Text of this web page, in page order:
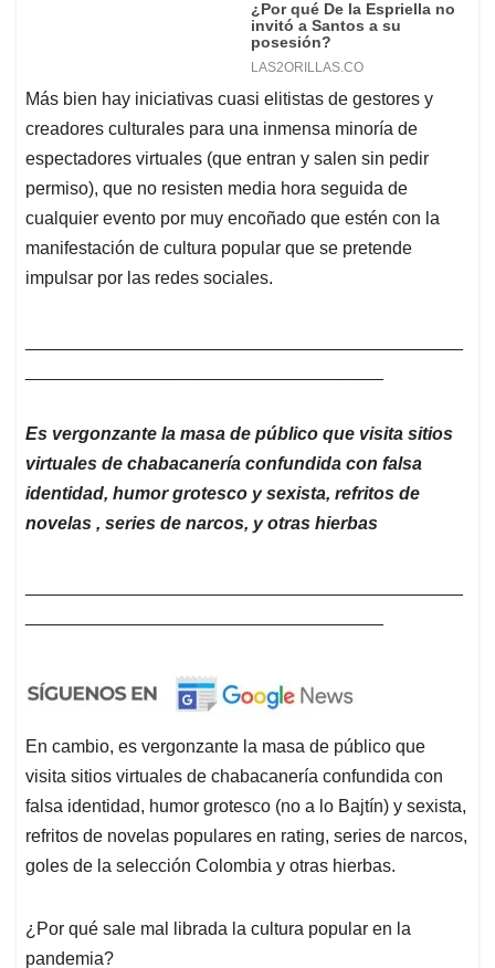
Más bien hay iniciativas cuasi elitistas de gestores y
creadores culturales para una inmensa minoría de
espectadores virtuales (que entran y salen sin pedir
permiso), que no resisten media hora seguida de
cualquier evento por muy encoñado que estén con la
manifestación de cultura popular que se pretende
impulsar por las redes sociales.
Es vergonzante la masa de público que visita sitios
virtuales de chabacanería confundida con falsa
identidad, humor grotesco y sexista, refritos de
novelas , series de narcos, y otras hierbas
En cambio, es vergonzante la masa de público que
visita sitios virtuales de chabacanería confundida con
falsa identidad, humor grotesco (no a lo Bajtín) y sexista,
refritos de novelas populares en rating, series de narcos,
goles de la selección Colombia y otras hierbas.
¿Por qué sale mal librada la cultura popular en la
pandemia?